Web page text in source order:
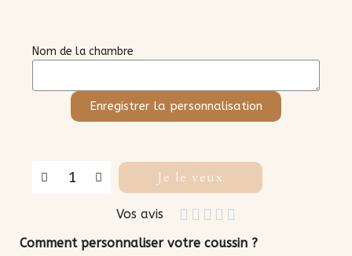
Nom de la chambre
Enregistrer la personnalisation
Je le veux
Vos avis     
Comment personnaliser votre coussin ?